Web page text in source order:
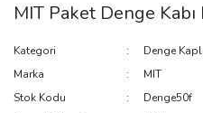
MIT Paket Denge
Kategori Denge
Marka
MIT
Stok Kodu
Denge50f